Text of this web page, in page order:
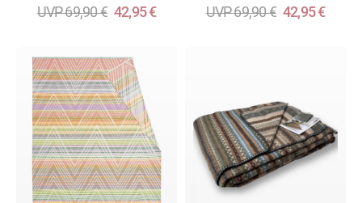
UVP 69,90 € 42,95 € UVP 69,90 € 42,95 €